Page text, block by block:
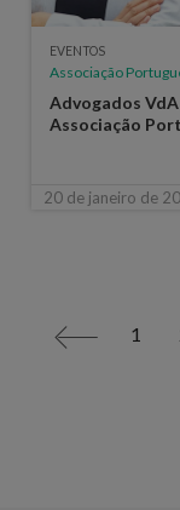
EVENTOS
Associação
Advogados
Associação
20 de janeiro de
< 1